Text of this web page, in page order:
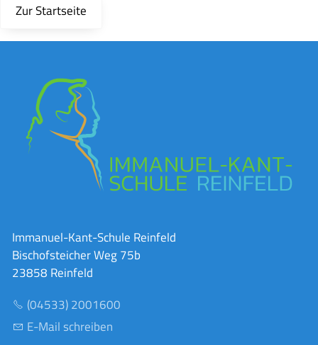
Zur Startseite
Immanuel-Kant-Schule Reinfeld
Bischofsteicher Weg 75b
23858 Reinfeld
(04533) 2001600
E-Mail schreiben